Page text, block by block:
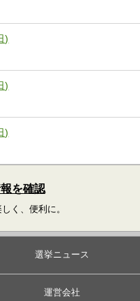
)
)
)
を確認
く、便利に。
選挙ニュース
運営会社